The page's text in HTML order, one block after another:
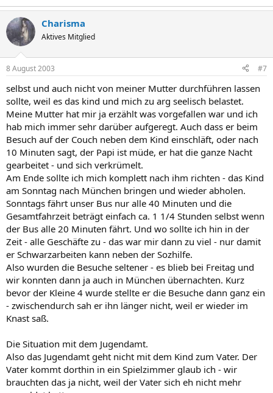
Charisma
Aktives Mitglied
8 August 2003 #7
selbst und auch nicht von meiner Mutter durchführen lassen
sollte, weil es das kind und mich zu arg seelisch belastet.
Meine Mutter hat mir ja erzählt was vorgefallen war und ich
hab mich immer sehr darüber aufgeregt. Auch dass er beim
Besuch auf der Couch neben dem Kind einschläft, oder nach
10 Minuten sagt, der Papi ist müde, er hat die ganze Nacht
gearbeitet - und sich verkrümelt.
Am Ende sollte ich mich komplett nach ihm richten - das Kind
am Sonntag nach München bringen und wieder abholen.
Sonntags fährt unser Bus nur alle 40 Minuten und die
Gesamtfahrzeit beträgt einfach ca. 1 1/4 Stunden selbst wenn
der Bus alle 20 Minuten fährt. Und wo sollte ich hin in der
Zeit - alle Geschäfte zu - das war mir dann zu viel - nur damit
er Schwarzarbeiten kann neben der Sozhilfe.
Also wurden die Besuche seltener - es blieb bei Freitag und
wir konnten dann ja auch in München übernachten. Kurz
bevor der Kleine 4 wurde stellte er die Besuche dann ganz ein
- zwischendurch sah er ihn länger nicht, weil er wieder im
Knast saß.
Die Situation mit dem Jugendamt.
Also das Jugendamt geht nicht mit dem Kind zum Vater. Der
Vater kommt dorthin in ein Spielzimmer glaub ich - wir
brauchten das ja nicht, weil der Vater sich eh nicht mehr